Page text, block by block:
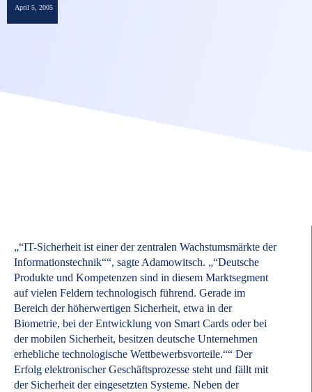
April 5, 2005
„“IT-Sicherheit ist einer der zentralen Wachstumsmärkte der
Informationstechnik““, sagte Adamowitsch. „“Deutsche
Produkte und Kompetenzen sind in diesem Marktsegment
auf vielen Feldern technologisch führend. Gerade im
Bereich der höherwertigen Sicherheit, etwa in der
Biometrie, bei der Entwicklung von Smart Cards oder bei
der mobilen Sicherheit, besitzen deutsche Unternehmen
erhebliche technologische Wettbewerbsvorteile.““ Der
Erfolg elektronischer Geschäftsprozesse steht und fällt mit
der Sicherheit der eingesetzten Systeme. Neben der